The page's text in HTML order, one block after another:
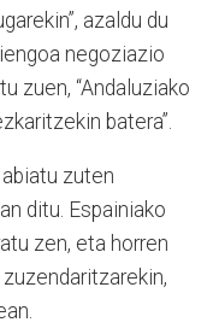
azaldu du
negoziazio
zuen, “Andaluziako
batera”.
abiatu zuten
ditu. Espainiako
zen, eta horren